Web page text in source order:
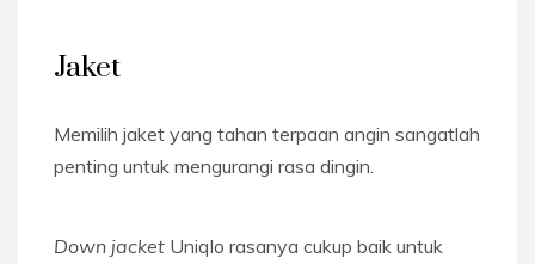
Jaket
Memilih jaket yang tahan terpaan angin sangatlah
penting untuk mengurangi rasa dingin.
Down jacket Uniqlo rasanya cukup baik untuk